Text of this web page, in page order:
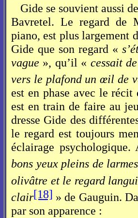
Gide se souvient aussi
Bavretel. Le regard de
piano, est plus largement
Gide que son regard «
vague », qu’il « cessait
vers le plafond un œil de
est en phase avec le
est en train de faire au
dresse Gide des
le regard est toujours
éclairage
bons yeux pleins de larmes
olivâtre et le regard
clair[18] » de Gauguin.
par son apparence :